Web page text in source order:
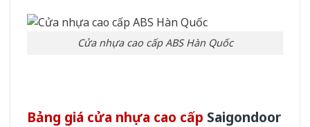
Cửa nhựa cao cấp ABS Hàn Quốc
Bảng giá cửa nhựa cao cấp Saigondoor